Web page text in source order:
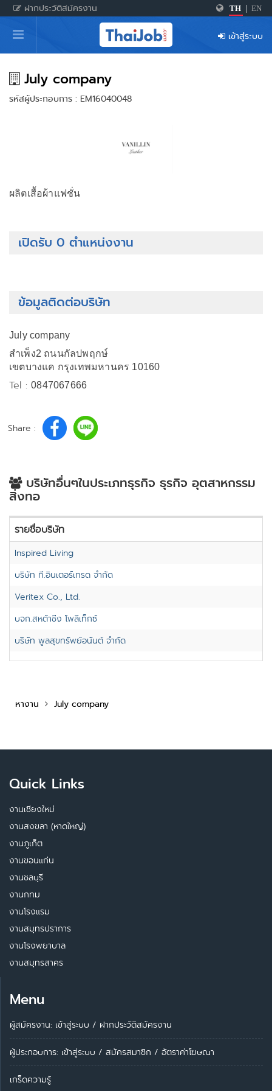
ฝากประวัติสมัครงาน TH EN
หน้าหลัก
ผู้สมัครงาน: เข้าสู่ระบบ
ฝากประวัติสมัครงาน
เกร็ดความรู้
เข้าสู่ระบบ
July company
รหัสผู้ประกอบการ : EM16040048
ผลิตเสื้อผ้าแฟชั่น
เปิดรับ 0 ตำแหน่งงาน
ข้อมูลติดต่อบริษัท
July company
สำเพ็ง2 ถนนกัลปพฤกษ์
เขตบางแค กรุงเทพมหานคร 10160
Tel :0847067666
Share :
บริษัทอื่นๆในประเภทธุรกิจ ธุรกิจ อุตสาหกรรม
สิ่งทอ
รายชื่อบริษัท
Inspired Living
บริษัท ที.อินเตอร์เทรด จำกัด
Veritex Co., Ltd.
บจก.สหต้าชิ่ง โพลีเท็กซ์
บริษัท พูลสุขทรัพย์อนันต์ จำกัด
หางาน July company
Quick Links
งานเชียงใหม่
งานสงขลา (หาดใหญ่)
งานภูเก็ต
งานขอนแก่น
งานชลบุรี
งานกทม
งานโรงแรม
งานสมุทรปราการ
งานโรงพยาบาล
งานสมุทรสาคร
Menu
ผู้สมัครงาน: เข้าสู่ระบบ / ฝากประวัติสมัครงาน
ผู้ประกอบการ: เข้าสู่ระบบ / สมัครสมาชิก / อัตราค่าโฆษณา
เกร็ดความรู้